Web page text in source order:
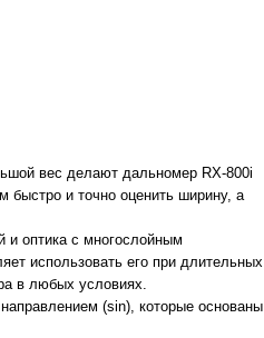
вес делают дальномер RX-800i
быстро и точно оценить ширину, а
и оптика с многослойным
использовать его при длительных
в любых условиях.
(sin), которые основаны